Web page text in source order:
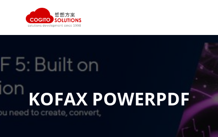
跳
主
要
內
容
KOFAX POWERPDF